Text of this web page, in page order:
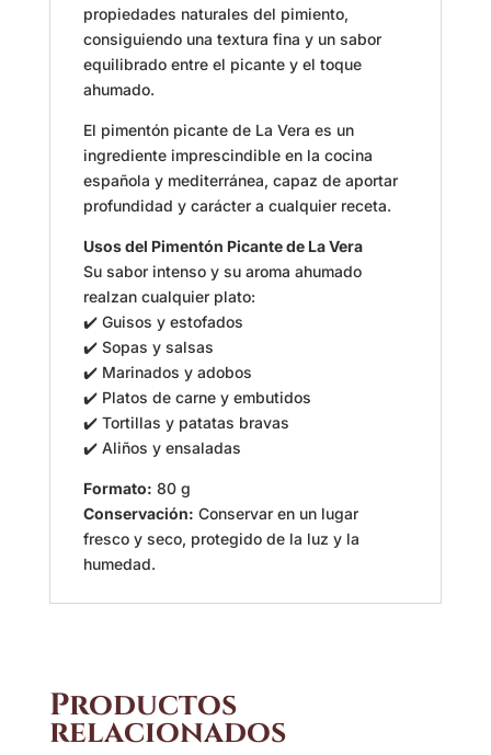
propiedades naturales del pimiento,
consiguiendo una textura fina y un sabor
equilibrado entre el picante y el toque
ahumado.
El pimentón picante de La Vera es un
ingrediente imprescindible en la cocina
española y mediterránea, capaz de aportar
profundidad y carácter a cualquier receta.
Usos del Pimentón Picante de La Vera
Su sabor intenso y su aroma ahumado
realzan cualquier plato:
✔️ Guisos y estofados
✔️ Sopas y salsas
✔️ Marinados y adobos
✔️ Platos de carne y embutidos
✔️ Tortillas y patatas bravas
✔️ Aliños y ensaladas
Formato: 80 g
Conservación: Conservar en un lugar
fresco y seco, protegido de la luz y la
humedad.
Productos
relacionados